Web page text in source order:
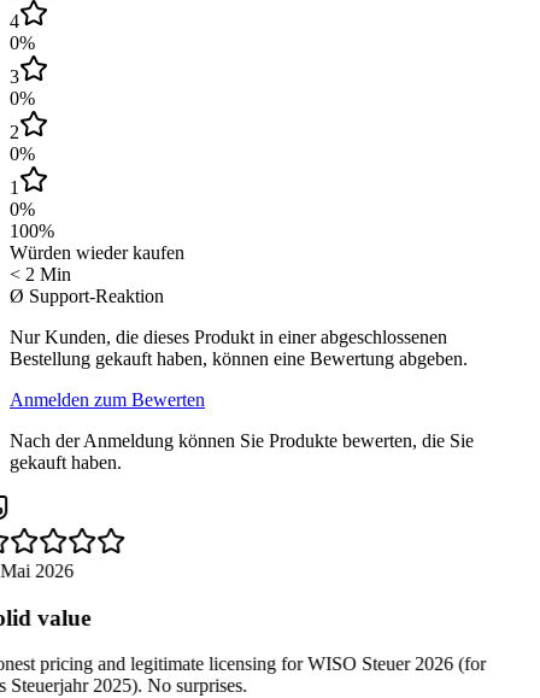
4
0%
3
0%
2
0%
1
0%
100%
Würden wieder kaufen
< 2 Min
Ø Support-Reaktion
Nur Kunden, die dieses Produkt in einer abgeschlossenen
Bestellung gekauft haben, können eine Bewertung abgeben.
Anmelden zum Bewerten
Nach der Anmeldung können Sie Produkte bewerten, die Sie
gekauft haben.
2026
value
pricing and legitimate licensing for WISO Steuer 2026 (for
Steuerjahr 2025). No surprises.